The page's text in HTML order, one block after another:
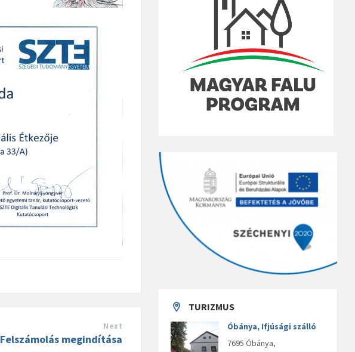
Next
Felszámolás megindítása
TURIZMUS
Óbánya, Ifjúsági szálló
7695 Óbánya,